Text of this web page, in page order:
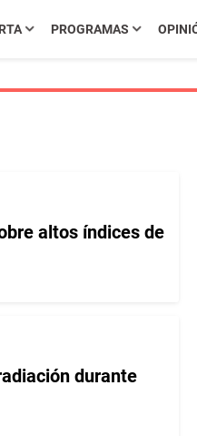
PROGRAMAS
altos índices de
durante